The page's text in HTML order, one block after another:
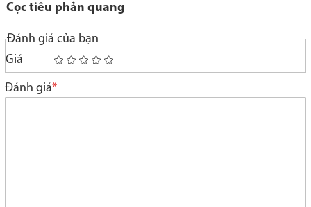
Cọc tiêu phản quang
Đánh giá của bạn
Giá
1
star
2
stars
3
stars
4
stars
5
stars
Đánh giá